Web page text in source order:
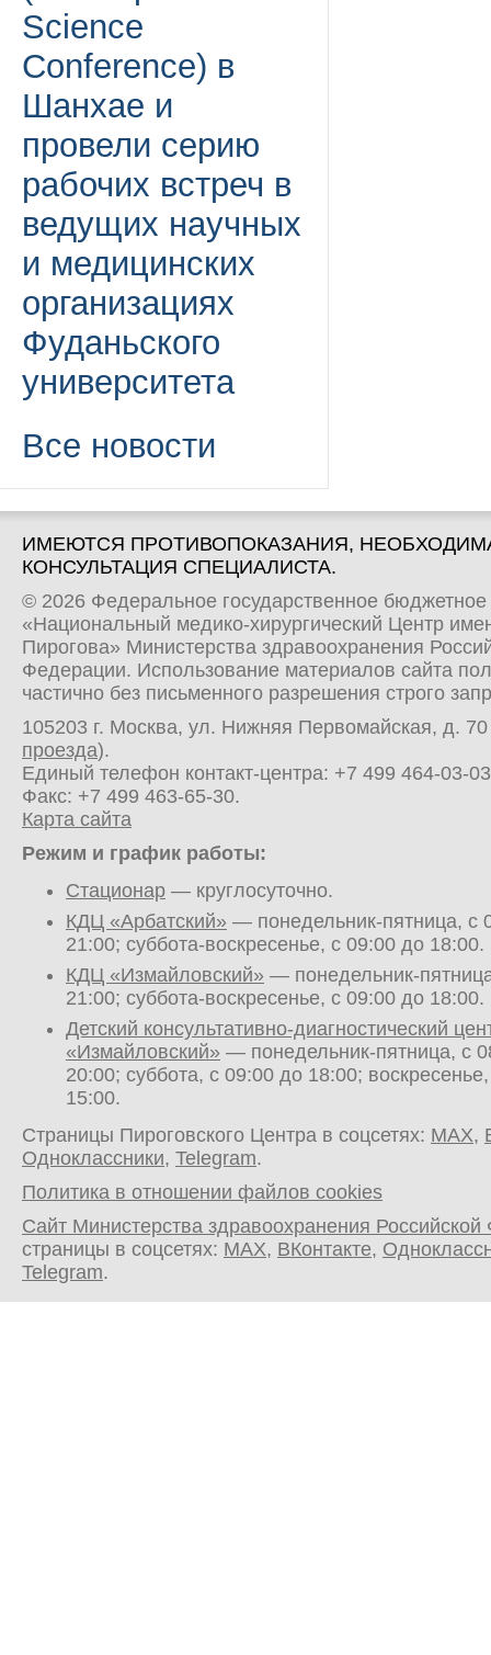
Science
Conference) в
Шанхае и
провели серию
рабочих встреч в
ведущих научных
и медицинских
организациях
Фуданьского
университета
Все новости
ИМЕЮТСЯ ПРОТИВОПОКАЗАНИЯ,
КОНСУЛЬТАЦИЯ СПЕЦИАЛИСТА.
© 2026 Федеральное государственное
«Национальный медико-хирургический Центр
Пирогова» Министерства здравоохранения
Федерации. Использование материалов сайта
частично без письменного разрешения строго
105203 г. Москва, ул. Нижняя Первомайская, д.
проезда).
Единый телефон контакт-центра: +7 499 464-03-03
Факс: +7 499 463-65-30.
Карта сайта
Режим и график работы:
Стационар — круглосуточно.
КДЦ «Арбатский» — понедельник-пятница, с
21:00; суббота-воскресенье, с 09:00 до 18:00.
КДЦ «Измайловский» — понедельник-
21:00; суббота-воскресенье, с 09:00 до 18:00.
Детский консультативно-диагностический
«Измайловский» — понедельник-пятница, с
20:00; суббота, с 09:00 до 18:00;
15:00.
Страницы Пироговского Центра в соцсетях: MAX,
Одноклассники, Telegram.
Политика в отношении файлов cookies
Сайт Министерства здравоохранения
страницы в соцсетях: MAX, ВКонтакте,
Telegram.